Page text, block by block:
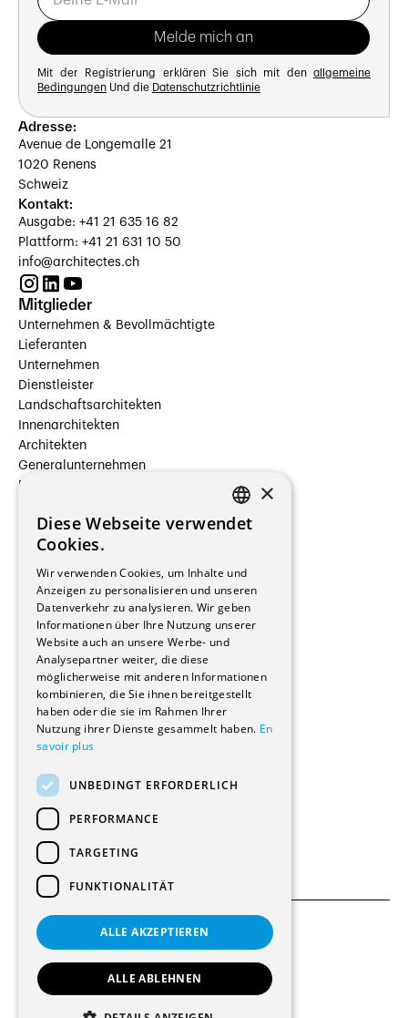
Mit der Registrierung erklären Sie sich mit den allgemeine
Bedingungen Und die Datenschutzrichtlinie
Adresse:
Avenue de Longemalle 21
1020 Renens
Schweiz
Kontakt:
Ausgabe: +41 21 635 16 82
Plattform: +41 21 631 10 50
info@architectes.ch
Mitglieder
Unternehmen & Bevollmächtigte
Lieferanten
Unternehmen
Dienstleister
Landschaftsarchitekten
Innenarchitekten
Architekten
Generalunternehmen
Beauftragte Unternehmen
Hersteller/Lieferanten
Bauherrschaften
Immobilienverwaltungsgesellschaften
Stockwerkeigentum
Reportagen
Wohnungen
Renovierungen
Innere Umbauten
Gastgewerbe und Tourismus
Verwaltungsgebäude und Geschäfte
Schuleinrichtungen
Medizinische Einrichtungen
Kultur - Sport - Freizeit
Industrie - Handwerk
Transport und Parkplätze
Diverse Bauten
© 2026 Alle Rechte vorbehalten
Allgemeine Bedingungen
FRENCH
×
Diese Webseite verwendet
Cookies.
Wir verwenden Cookies, um Inhalte und
Anzeigen zu personalisieren und unseren
Datenverkehr zu analysieren. Wir geben
Informationen über Ihre Nutzung unserer
Website auch an unsere Werbe- und
Analysepartner weiter, die diese
möglicherweise mit anderen Informationen
kombinieren, die Sie ihnen bereitgestellt
haben oder die sie im Rahmen Ihrer
Nutzung ihrer Dienste gesammelt haben. En
savoir plus
UNBEDINGT ERFORDERLICH
PERFORMANCE
TARGETING
FUNKTIONALITÄT
ALLE AKZEPTIEREN
ALLE ABLEHNEN